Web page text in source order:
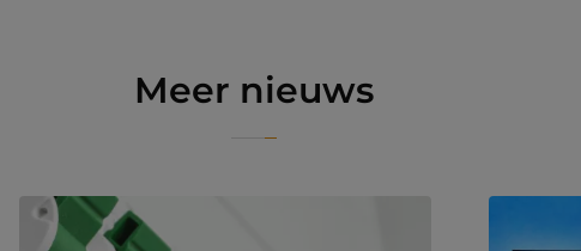
Meer nieuws
Aan welke eisen moet een meterkast voldoen?